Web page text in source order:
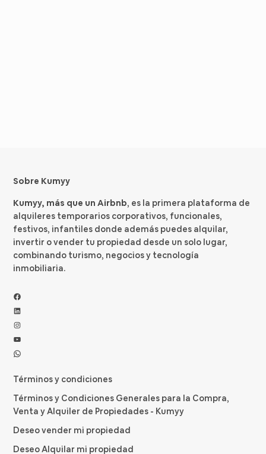
Sobre Kumyy
Kumyy, más que un Airbnb, es la primera plataforma de
alquileres temporarios corporativos, funcionales,
festivos, infantiles donde además puedes alquilar,
invertir o vender tu propiedad desde un solo lugar,
combinando turismo, negocios y tecnología
inmobiliaria.
Facebook
LinkedIn
Instagram
YouTube
WhatsApp
Términos y condiciones
Términos y Condiciones Generales para la Compra,
Venta y Alquiler de Propiedades - Kumyy
Deseo vender mi propiedad
Deseo Alquilar mi propiedad